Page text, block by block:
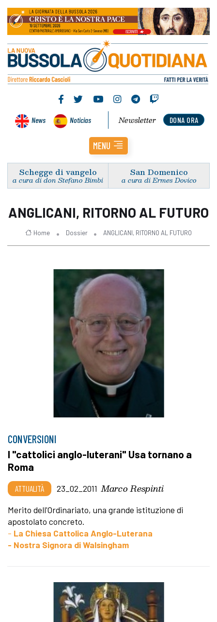
News Noticias DONA ORA
Newsletter
MENU
Schegge di vangelo
a cura di don Stefano Bimbi
San Domenico
a cura di Ermes Dovico
ANGLICANI, RITORNO AL FUTURO
Home Dossier ANGLICANI, RITORNO AL FUTURO
CONVERSIONI
I "cattolici anglo-luterani" Usa tornano a
Roma
ATTUALITÀ 23_02_2011 Marco Respinti
Merito dell'Ordinariato, una grande istituzione di
apostolato concreto.
- La Chiesa Cattolica Anglo-Luterana
- Nostra Signora di Walsingham